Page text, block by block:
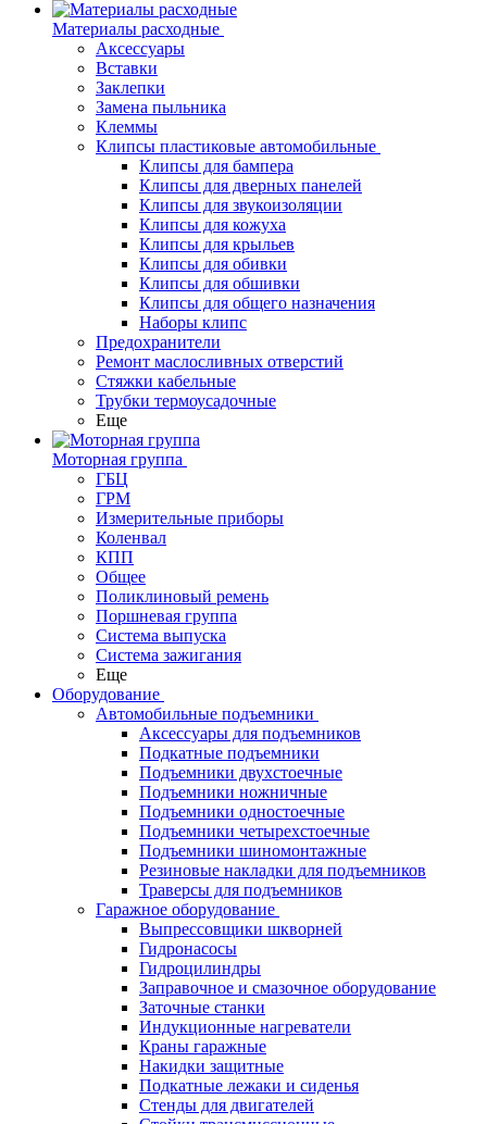
Материалы расходные
Аксессуары
Вставки
Заклепки
Замена пыльника
Клеммы
Клипсы пластиковые автомобильные
Клипсы для бампера
Клипсы для дверных панелей
Клипсы для звукоизоляции
Клипсы для кожуха
Клипсы для крыльев
Клипсы для обивки
Клипсы для обшивки
Клипсы для общего назначения
Наборы клипс
Предохранители
Ремонт маслосливных отверстий
Стяжки кабельные
Трубки термоусадочные
Еще
Моторная группа
ГБЦ
ГРМ
Измерительные приборы
Коленвал
КПП
Общее
Поликлиновый ремень
Поршневая группа
Система выпуска
Система зажигания
Еще
Оборудование
Автомобильные подъемники
Аксессуары для подъемников
Подкатные подъемники
Подъемники двухстоечные
Подъемники ножничные
Подъемники одностоечные
Подъемники четырехстоечные
Подъемники шиномонтажные
Резиновые накладки для подъемников
Траверсы для подъемников
Гаражное оборудование
Выпрессовщики шкворней
Гидронасосы
Гидроцилиндры
Заправочное и смазочное оборудование
Заточные станки
Индукционные нагреватели
Краны гаражные
Накидки защитные
Подкатные лежаки и сиденья
Стенды для двигателей